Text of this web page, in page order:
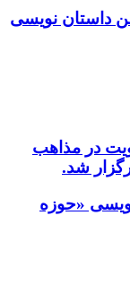
داستان نویسی
در مذاهب
شد.
«حوزه